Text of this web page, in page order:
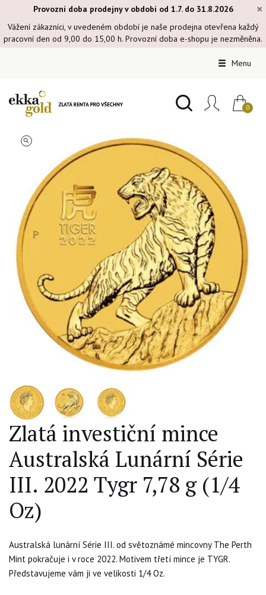
×
Provozní doba prodejny v období od 1.7. do 31.8.2026
Vážení zákazníci, v uvedeném období je naše prodejna otevřena každý
pracovní den od 9,00 do 15,00 h. Provozní doba e-shopu je nezměněna.
Menu
Zlatá investiční mince
Australská Lunární Série
III. 2022 Tygr 7,78 g (1/4
Oz)
Australská lunární Série III. od světoznámé mincovny The Perth
Mint pokračuje i v roce 2022. Motivem třetí mince je TYGR.
Představujeme vám ji ve velikosti 1/4 Oz.